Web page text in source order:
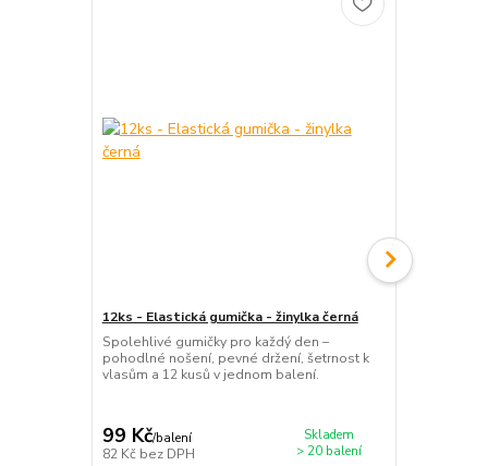
12ks - Elastická gumička - žinylka černá
Spolehlivé gumičky pro každý den –
pohodlné nošení, pevné držení, šetrnost k
vlasům a 12 kusů v jednom balení.
99 Kč/balení
82 Kč bez DPH
Skladem
> 20 balení